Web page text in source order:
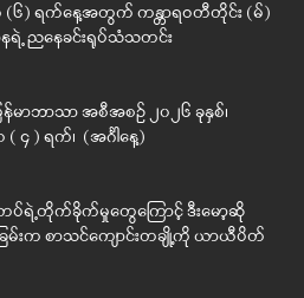
) ရက်နေ့အတွက် ကန္တာရဝတီတိုင်း (မ်)
ရဲ့ ညနေခင်းရုပ်သံသတင်း
ြန်မာဘာသာ အစီအစဉ် ၂၀၂၆ ခုနှစ်၊
) ရက်၊ (အင်္ဂါနေ့)
ပ်ရဲ့တိုက်ခိုက်မှုတွေကြောင့် ဒီးမော့ဆို
မ်းက စာသင်ကျောင်းတချို့ကို ယာယီပိတ်